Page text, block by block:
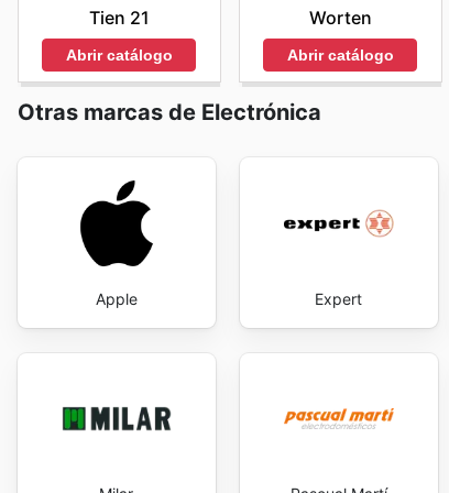
Tien 21
Abrir catálogo
Worten
Abrir catálogo
Otras marcas de Electrónica
Apple Expert